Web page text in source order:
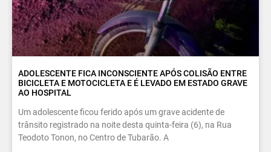
ADOLESCENTE FICA INCONSCIENTE APÓS COLISÃO ENTRE
BICICLETA E MOTOCICLETA E É LEVADO EM ESTADO GRAVE
AO HOSPITAL
Um adolescente ficou ferido após um grave acidente de
trânsito registrado na noite desta quinta-feira (6), na Rua
Teodoto Tonon, no Centro de Tubarão. A